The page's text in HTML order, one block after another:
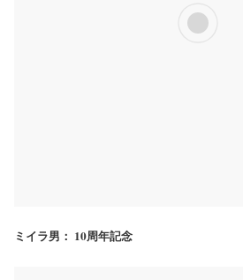
ミイラ男： 10周年記念